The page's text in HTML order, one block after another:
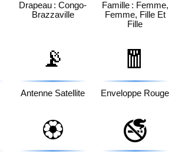
Drapeau : Congo-
Brazzaville
Famille : Femme,
Femme, Fille Et
Fille
📡
Antenne Satellite
🧧
Enveloppe Rouge
🏵️ 🚭